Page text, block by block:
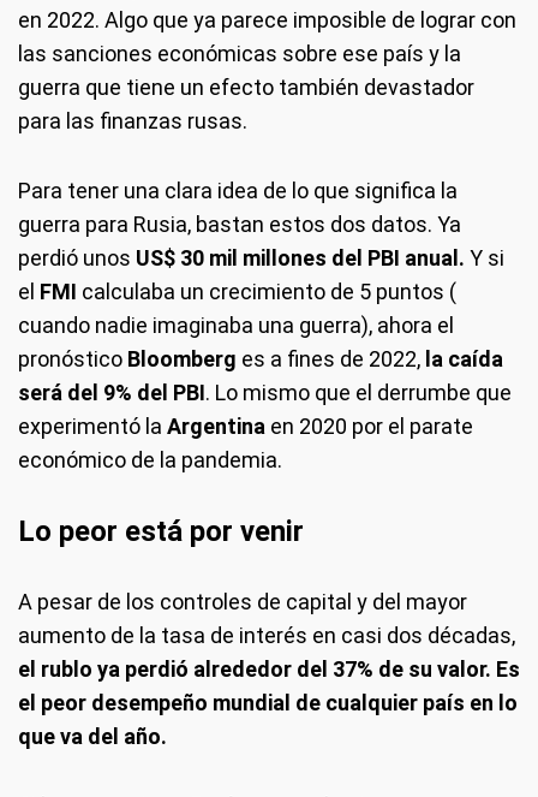
en 2022. Algo que ya parece imposible de lograr con
las sanciones económicas sobre ese país y la
guerra que tiene un efecto también devastador
para las finanzas rusas.
Para tener una clara idea de lo que significa la
guerra para Rusia, bastan estos dos datos. Ya
perdió unos US$ 30 mil millones del PBI anual. Y si
el FMI calculaba un crecimiento de 5 puntos (
cuando nadie imaginaba una guerra), ahora el
pronóstico Bloomberg es a fines de 2022, la caída
será del 9% del PBI. Lo mismo que el derrumbe que
experimentó la Argentina en 2020 por el parate
económico de la pandemia.
Lo peor está por venir
A pesar de los controles de capital y del mayor
aumento de la tasa de interés en casi dos décadas,
el rublo ya perdió alrededor del 37% de su valor. Es
el peor desempeño mundial de cualquier país en lo
que va del año.